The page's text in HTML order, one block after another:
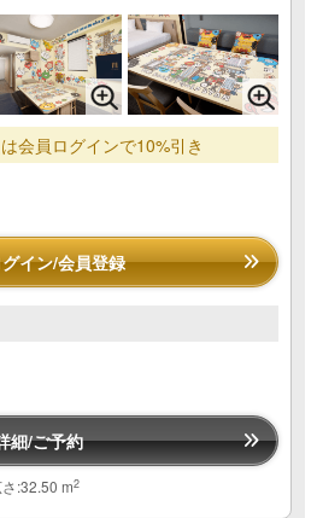
会員ログインで10%引き
イン/会員登録
細/ご予約
:32.50 m2